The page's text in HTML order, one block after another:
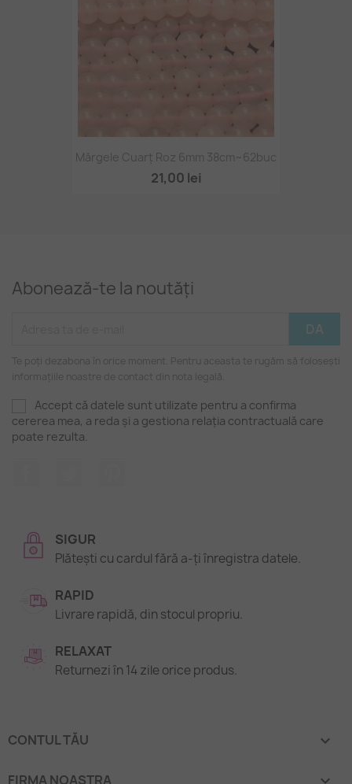
Mărgele Cuarț Roz 6mm 38cm~62buc
21,00 lei
Abonează-te la noutăți
Te poți dezabona în orice moment. Pentru aceasta te rugăm să folosești
informațiile noastre de contact din nota legală.
Accept că datele sunt utilizate pentru a confirma
cererea mea, a reda și a gestiona relația contractuală care
poate rezulta.
SIGUR
Plătești cu cardul fără a-ți înregistra datele.
RAPID
Livrare rapidă, din stocul propriu.
RELAXAT
Returnezi în 14 zile orice produs.
CONTUL TĂU 
FIRMA NOASTRA